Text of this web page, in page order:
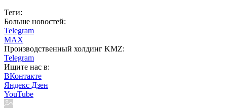
Теги:
Больше новостей:
Telegram
MAX
Производственный холдинг KMZ:
Telegram
Ищите нас в:
ВКонтакте
Яндекс Дзен
YouTube